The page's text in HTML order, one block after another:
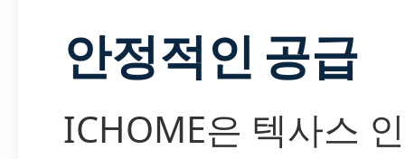
안정적인 공급
ICHOME은 텍사스